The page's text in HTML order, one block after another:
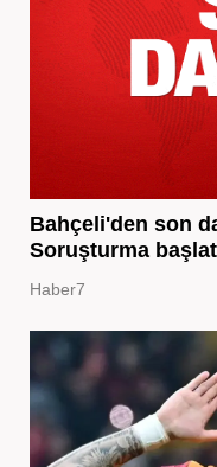
Bahçeli'den son
Soruşturma
Haber7